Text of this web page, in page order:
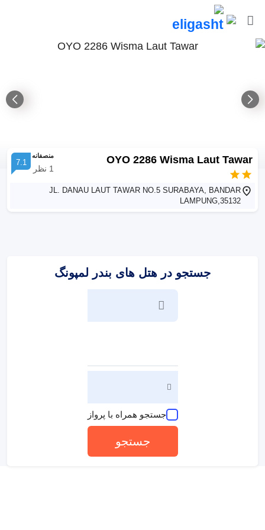
OYO 2286 Wisma Laut Tawar منصفانه
1 نظر
7.1
JL. DANAU LAUT TAWAR NO.5 SURABAYA, BANDAR
LAMPUNG,35132
جستجو در هتل های بندر لمپونگ
جستجو همراه با پرواز
جستجو